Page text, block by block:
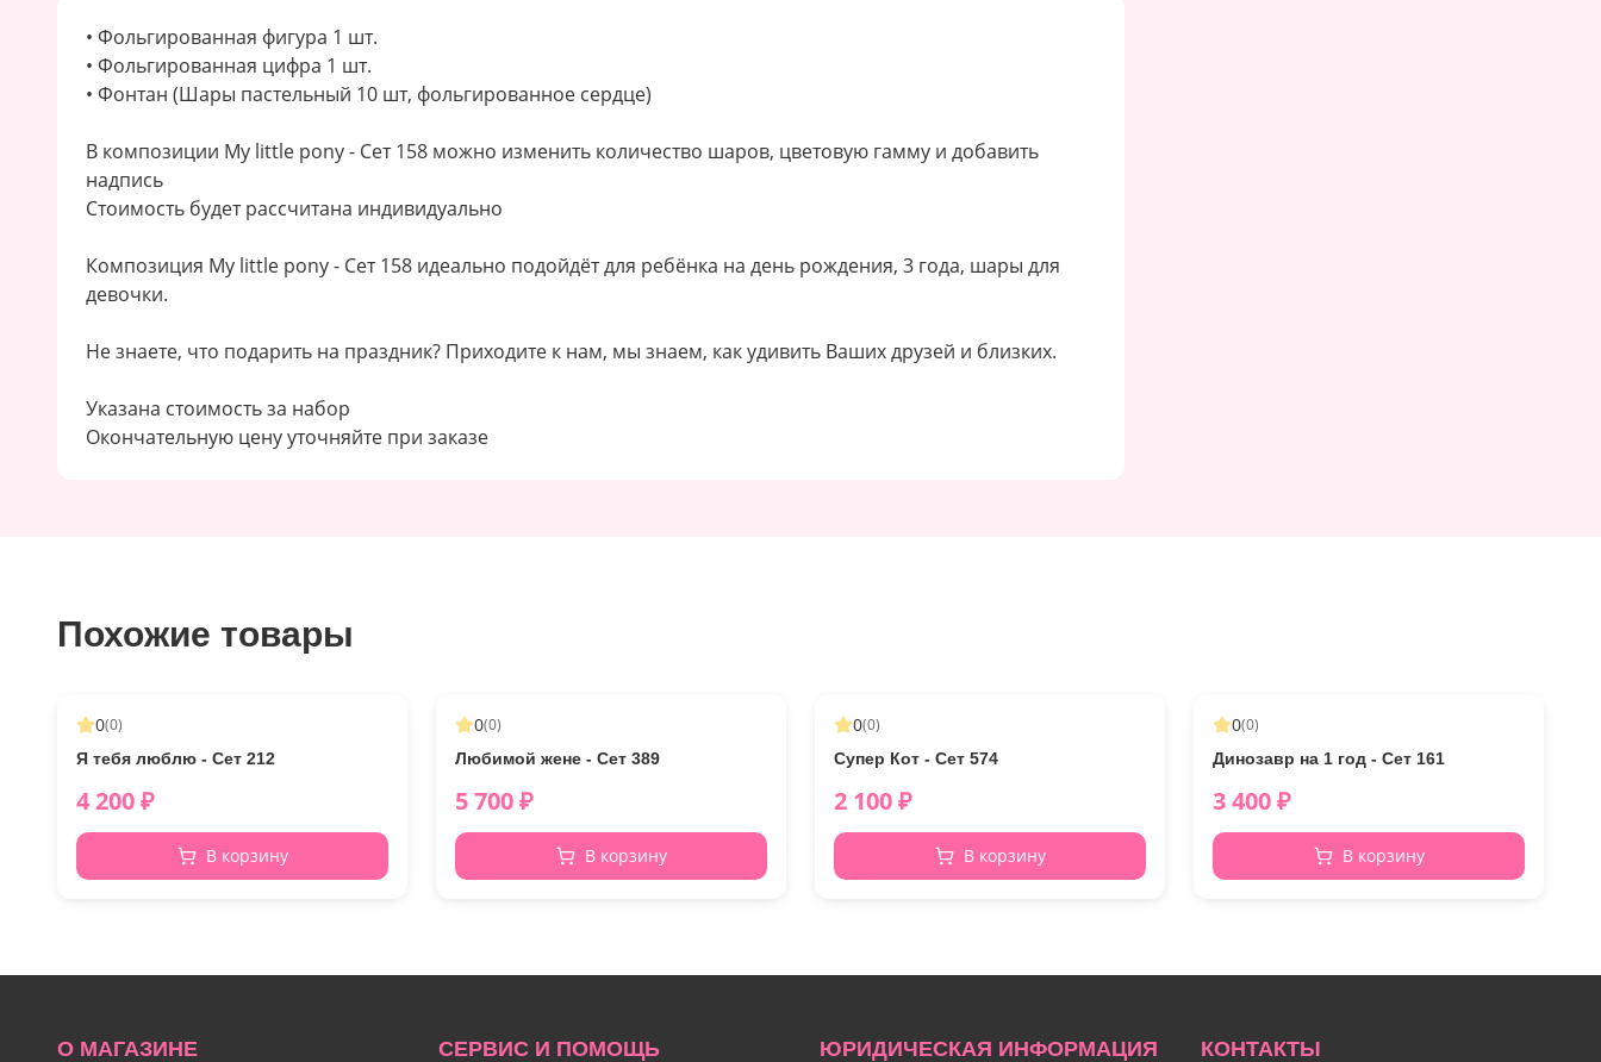
• Фольгированная фигура 1 шт.
• Фольгированная цифра 1 шт.
• Фонтан (Шары пастельный 10 шт, фольгированное сердце)
В композиции My little pony - Сет 158 можно изменить количество шаров, цветовую гамму и добавить
надпись
Стоимость будет рассчитана индивидуально
Композиция My little pony - Сет 158 идеально подойдёт для ребёнка на день рождения, 3 года, шары для
девочки.
Не знаете, что подарить на праздник? Приходите к нам, мы знаем, как удивить Ваших друзей и близких.
Указана стоимость за набор
Окончательную цену уточняйте при заказе
Похожие товары
0(0)
Я тебя люблю - Сет 212
4 200₽
В корзину
0(0)
Любимой жене - Сет 389
5 700₽
В корзину
0(0)
Супер Кот - Сет 574
2 100₽
В корзину
0(0)
Динозавр на 1 год - Сет 161
3 400₽
В корзину
О МАГАЗИНЕ СЕРВИС И ПОМОЩЬ ЮРИДИЧЕСКАЯ ИНФОРМАЦИЯ КОНТАКТЫ